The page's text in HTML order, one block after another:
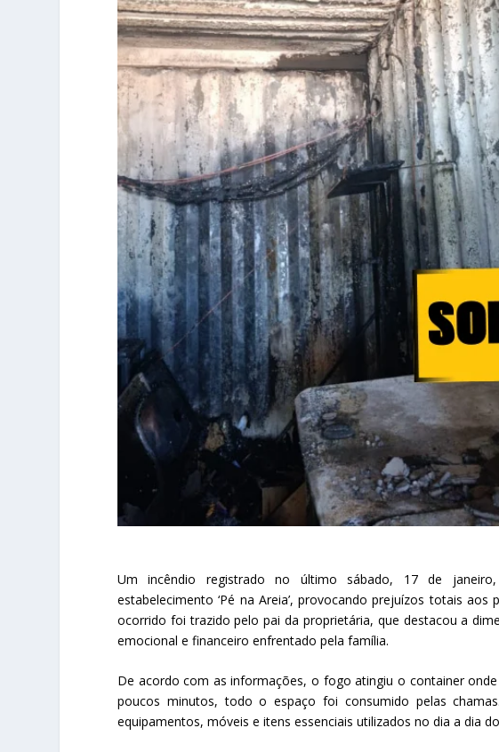
Um incêndio registrado no último sábado, 17 de
estabelecimento ‘Pé na Areia’, provocando prejuízos totais
ocorrido foi trazido pelo pai da proprietária, que destacou a
emocional e financeiro enfrentado pela família.
De acordo com as informações, o fogo atingiu o container
poucos minutos, todo o espaço foi consumido pelas
equipamentos, móveis e itens essenciais utilizados no dia a dia